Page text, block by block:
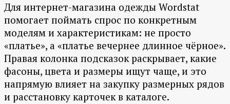
Для интернет-магазина одежды Wordstat
помогает поймать спрос по конкретным
моделям и характеристикам: не просто
«платье», а «платье вечернее длинное чёрное».
Правая колонка подсказок раскрывает, какие
фасоны, цвета и размеры ищут чаще, и это
напрямую влияет на закупку размерных рядов
и расстановку карточек в каталоге.